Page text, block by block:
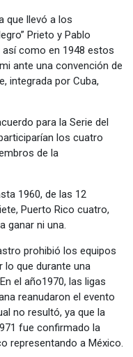
que llevó a los
Prieto y Pablo
así como en 1948 estos
ante una convención de
integrada por Cuba,
para la Serie del
los cuatro
de la
1960, de las 12
Puerto Rico cuatro,
ganar ni una.
prohibió los equipos
lo que durante una
el año1970, las ligas
reanudaron el evento
no resultó, ya que la
fue confirmado la
representando a México.